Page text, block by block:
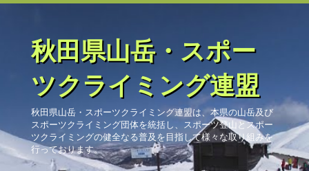
秋田県山岳・スポー
ツクライミング連盟
秋田県山岳・スポーツクライミング連盟は、本県の山岳及び
スポーツクライミング団体を統括し、スポーツ登山とスポー
ツクライミングの健全なる普及を目指して様々な取り組みを
行っております。